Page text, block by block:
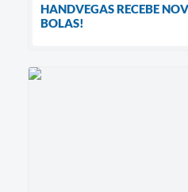
HANDVEGAS RECEBE
BOLAS!